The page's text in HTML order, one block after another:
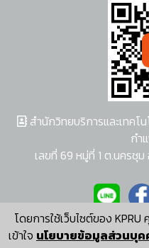
โดยการใช้เว็บไซต์ของ
เข้าใจ นโยบายข้อมูลส่วนบุค
สำนักวิทยบริการและเทคโ
กำ
เลขที่ 69 หมู่ที่ 1 ต.นครชุ
ผู้พัฒนาระ